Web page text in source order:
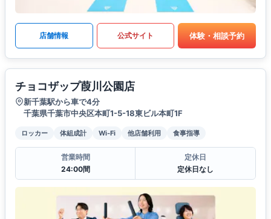
店舗情報 公式サイト 体験・相談予約
チョコザップ葭川公園店
新千葉駅から車で4分
千葉県千葉市中央区本町1-5-18東ビル本町1F
ロッカー 体組成計 Wi-Fi 他店舗利用 食事指導
営業時間
24:00間
定休日
定休日なし